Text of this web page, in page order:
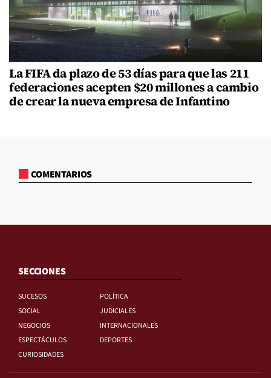
La FIFA da plazo de 53 días para que las 211
federaciones acepten $20 millones a cambio
de crear la nueva empresa de Infantino
COMENTARIOS
SECCIONES
SUCESOS
POLÍTICA
SOCIAL
JUDICIALES
NEGOCIOS
INTERNACIONALES
ESPECTÁCULOS
DEPORTES
CURIOSIDADES